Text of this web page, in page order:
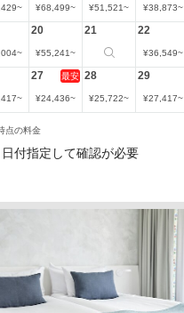
~ ¥68,499~ ¥51,521~ ¥38,873~
~
20
¥55,241~
21 22
¥36,549~
~
27 最安
¥24,436~
28
¥25,722~
29
¥27,417~
点の料金
日付指定して確認が必要